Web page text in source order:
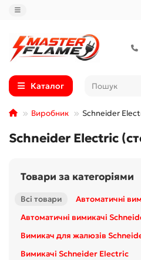
Каталог
Виробник Schneider
Schneider Electric
Товари за категоріями
Всі товари
Автоматичні
Автоматичні вимикачі
Вимикач для жалюзів
Вимикачі Schneider Electric